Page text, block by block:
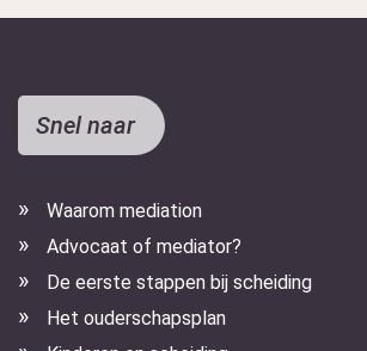
Snel naar
Waarom mediation
Advocaat of mediator?
De eerste stappen bij scheiding
Het ouderschapsplan